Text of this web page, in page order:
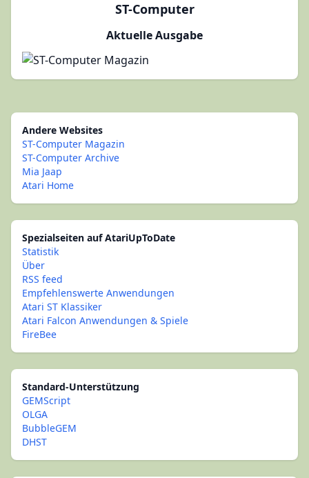
ST-Computer
Aktuelle Ausgabe
Andere Websites
ST-Computer Magazin
ST-Computer Archive
Mia Jaap
Atari Home
Spezialseiten auf AtariUpToDate
Statistik
Über
RSS feed
Empfehlenswerte Anwendungen
Atari ST Klassiker
Atari Falcon Anwendungen & Spiele
FireBee
Standard-Unterstützung
GEMScript
OLGA
BubbleGEM
DHST